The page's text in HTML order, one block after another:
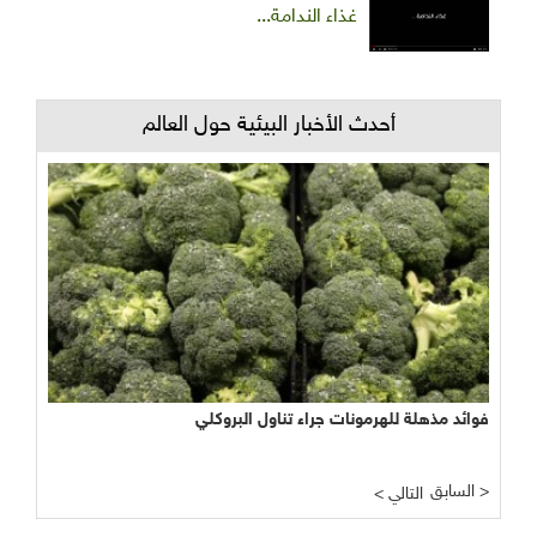
غذاء الندامة...
أحدث الأخبار البيئية حول العالم
فوائد مذهلة للهرمونات جراء تناول البروكلي
< التالي السابق >